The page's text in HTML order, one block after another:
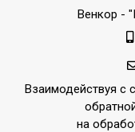
Венкор -
Взаимодействуя с
на